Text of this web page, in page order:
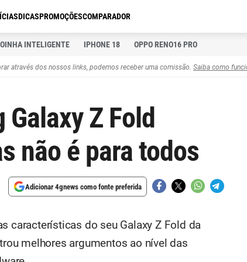
DICASPROMOÇÕESCOMPARADOR
INTELIGENTE IPHONE 18 OPPO RENO16 PRO
através dos nossos links, podemos receber uma comissão. Saiba como
Galaxy Z Fold
não é para todos
Adicionar 4gnews como fonte preferida
características do seu Galaxy Z Fold da
melhores argumentos ao nível das